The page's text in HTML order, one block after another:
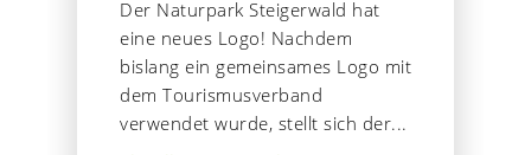
Der Naturpark Steigerwald hat
eine neues Logo! Nachdem
bislang ein gemeinsames Logo mit
dem Tourismusverband
verwendet wurde, stellt sich der...